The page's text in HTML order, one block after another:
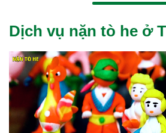
Dịch vụ nặn tò he ở